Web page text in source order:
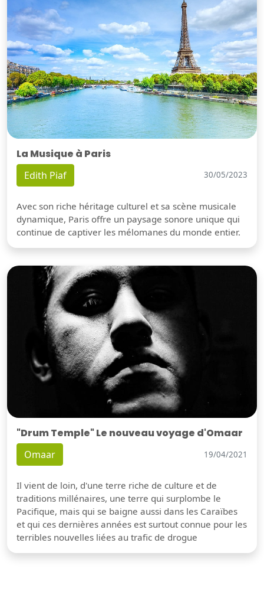
La Musique à Paris
Edith Piaf 30/05/2023
Avec son riche héritage culturel et sa scène musicale
dynamique, Paris offre un paysage sonore unique qui
continue de captiver les mélomanes du monde entier.
"Drum Temple" Le nouveau voyage d'Omaar
Omaar 19/04/2021
Il vient de loin, d'une terre riche de culture et de
traditions millénaires, une terre qui surplombe le
Pacifique, mais qui se baigne aussi dans les Caraïbes
et qui ces dernières années est surtout connue pour les
terribles nouvelles liées au trafic de drogue